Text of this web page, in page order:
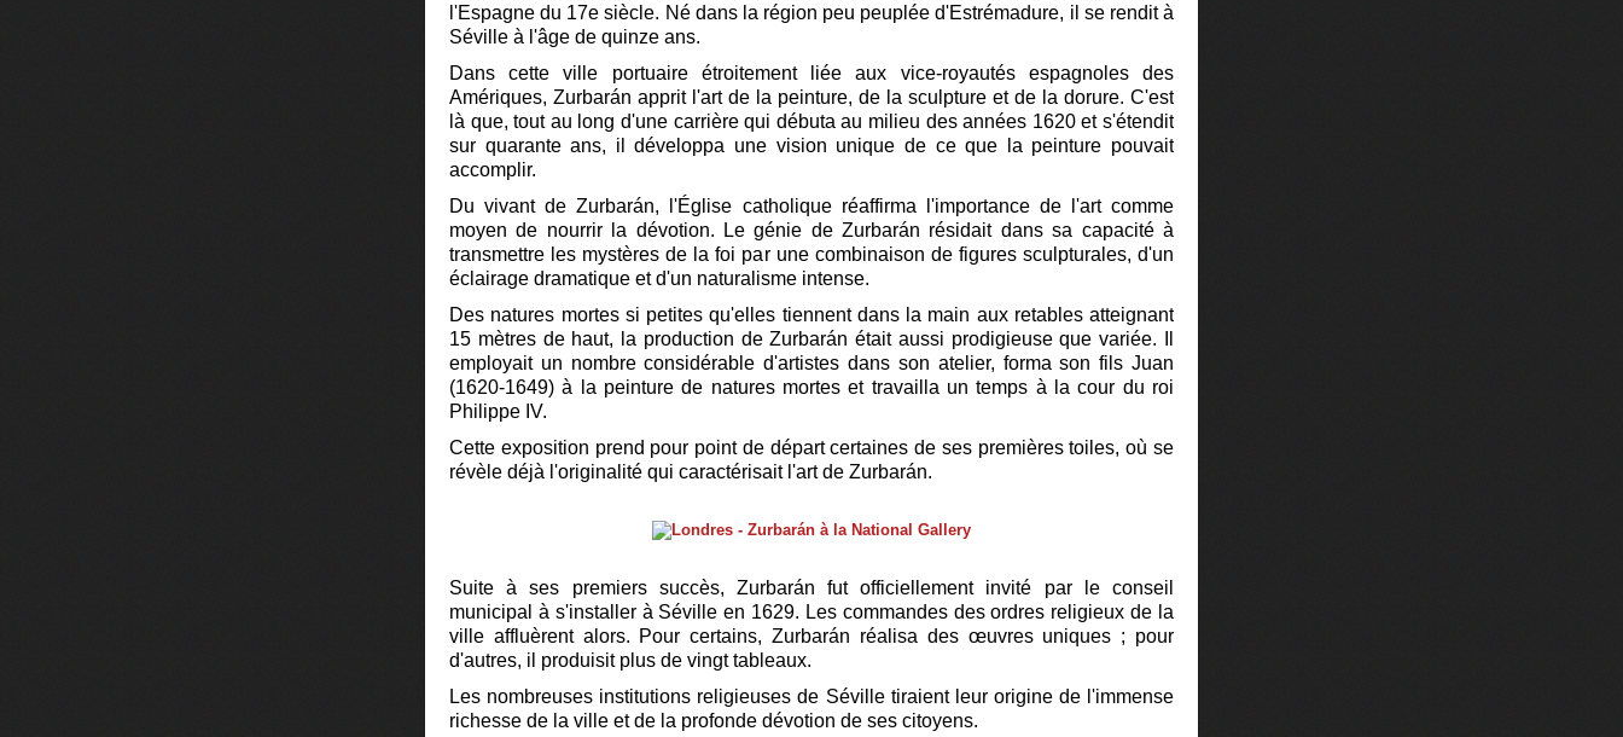
l'Espagne du 17e siècle. Né dans la région peu peuplée d'Estrémadure, il se rendit à
Séville à l'âge de quinze ans.
Dans cette ville portuaire étroitement liée aux vice-royautés espagnoles des
Amériques, Zurbarán apprit l'art de la peinture, de la sculpture et de la dorure. C'est
là que, tout au long d'une carrière qui débuta au milieu des années 1620 et s'étendit
sur quarante ans, il développa une vision unique de ce que la peinture pouvait
accomplir.
Du vivant de Zurbarán, l'Église catholique réaffirma l'importance de l'art comme
moyen de nourrir la dévotion. Le génie de Zurbarán résidait dans sa capacité à
transmettre les mystères de la foi par une combinaison de figures sculpturales, d'un
éclairage dramatique et d'un naturalisme intense.
Des natures mortes si petites qu'elles tiennent dans la main aux retables atteignant
15 mètres de haut, la production de Zurbarán était aussi prodigieuse que variée. Il
employait un nombre considérable d'artistes dans son atelier, forma son fils Juan
(1620-1649) à la peinture de natures mortes et travailla un temps à la cour du roi
Philippe IV.
Cette exposition prend pour point de départ certaines de ses premières toiles, où se
révèle déjà l'originalité qui caractérisait l'art de Zurbarán.
Suite à ses premiers succès, Zurbarán fut officiellement invité par le conseil
municipal à s'installer à Séville en 1629. Les commandes des ordres religieux de la
ville affluèrent alors. Pour certains, Zurbarán réalisa des œuvres uniques ; pour
d'autres, il produisit plus de vingt tableaux.
Les nombreuses institutions religieuses de Séville tiraient leur origine de l'immense
richesse de la ville et de la profonde dévotion de ses citoyens.